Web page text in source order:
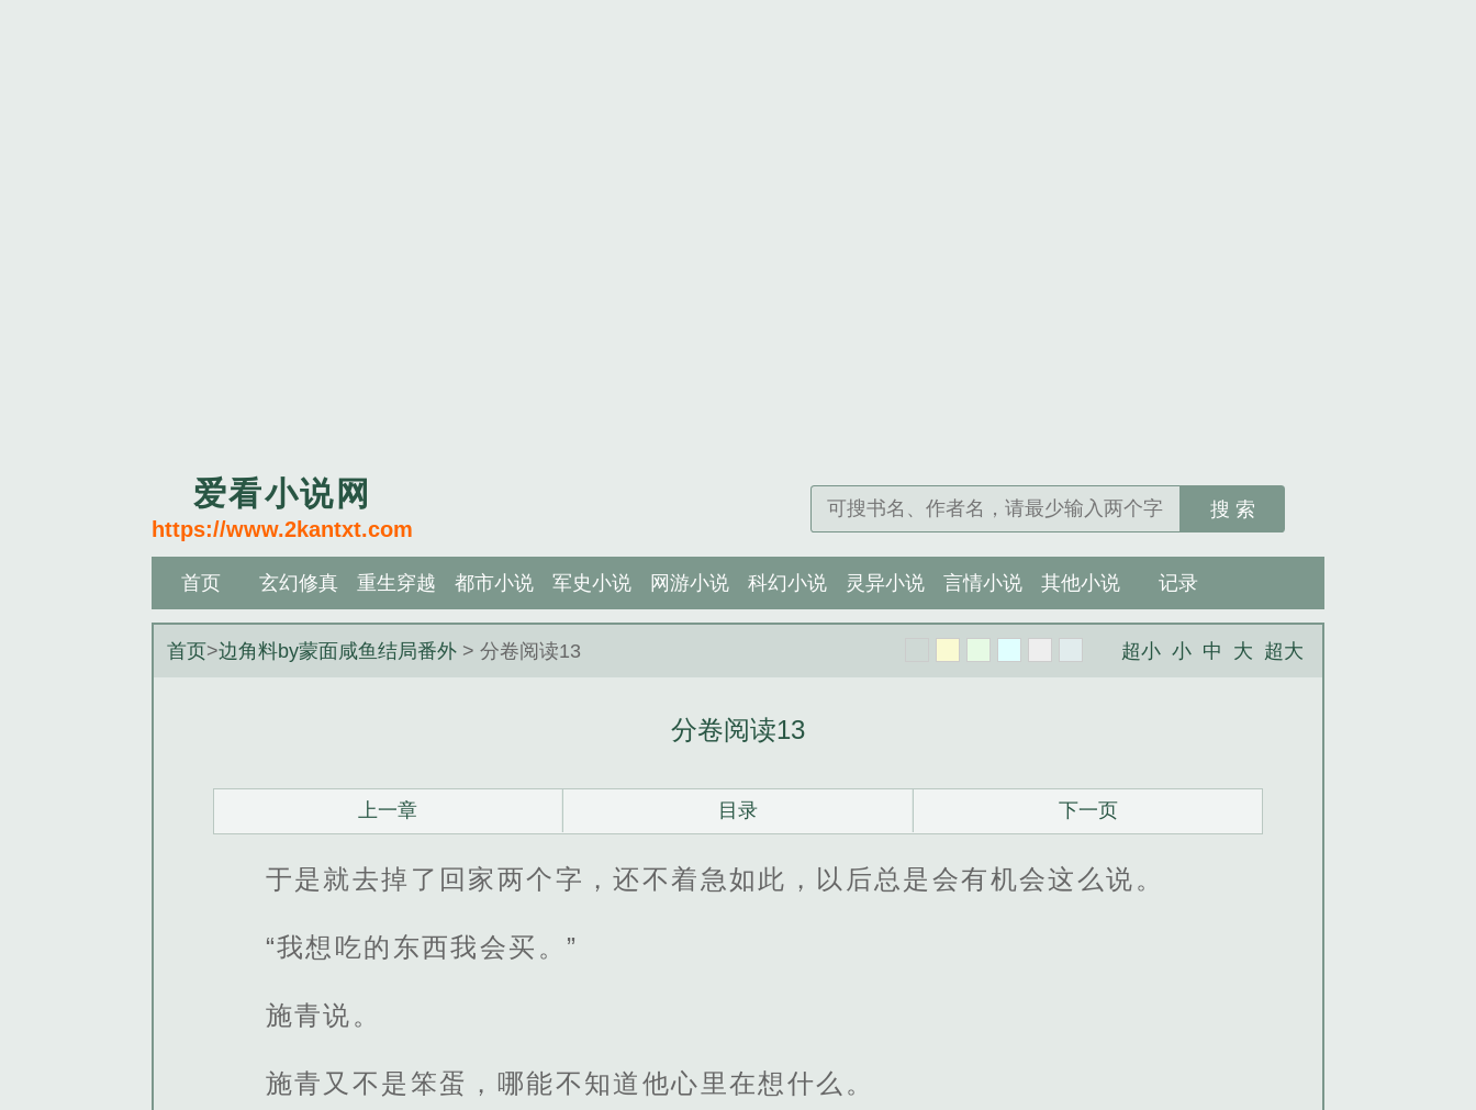
爱看小说网
https://www.2kantxt.com
搜 索
首页 玄幻修真 重生穿越 都市小说 军史小说 网游小说 科幻小说 灵异小说 言情小说 其他小说 记录
首页>边角料by蒙面咸鱼结局番外 > 分卷阅读13 超小 小 中 大 超大
分卷阅读13
上一章 目录 下一页
于是就去掉了回家两个字，还不着急如此，以后总是会有机会这么说。
“我想吃的东西我会买。”
施青说。
施青又不是笨蛋，哪能不知道他心里在想什么。